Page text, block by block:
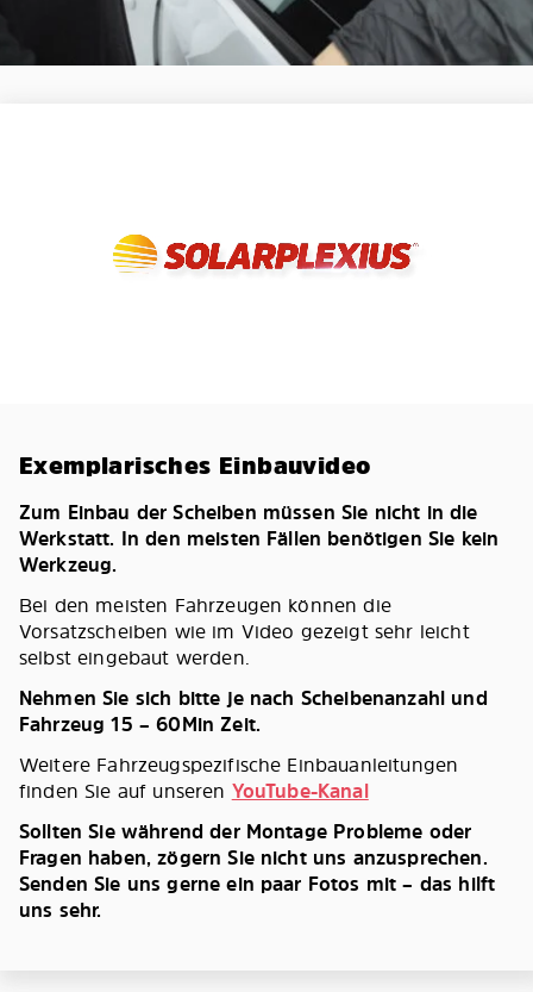
Exemplarisches Einbauvideo
Zum Einbau der Scheiben müssen Sie nicht in die
Werkstatt. In den meisten Fällen benötigen Sie kein
Werkzeug.
Bei den meisten Fahrzeugen können die
Vorsatzscheiben wie im Video gezeigt sehr leicht
selbst eingebaut werden.
Nehmen Sie sich bitte je nach Scheibenanzahl und
Fahrzeug 15 – 60Min Zeit.
Weitere Fahrzeugspezifische Einbauanleitungen
finden Sie auf unseren YouTube-Kanal
Sollten Sie während der Montage Probleme oder
Fragen haben, zögern Sie nicht uns anzusprechen.
Senden Sie uns gerne ein paar Fotos mit – das hilft
uns sehr.